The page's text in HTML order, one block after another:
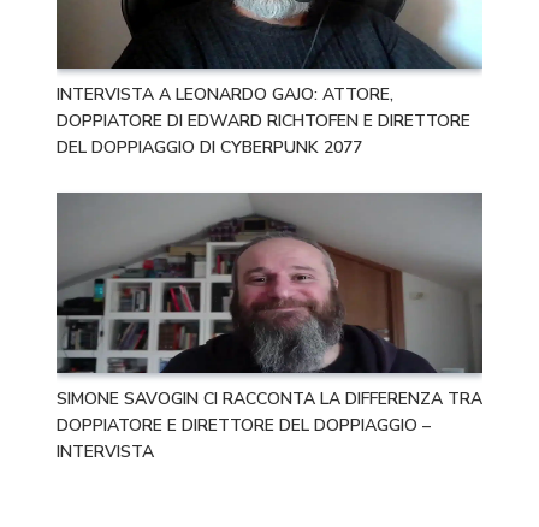
INTERVISTA A LEONARDO GAJO: ATTORE,
DOPPIATORE DI EDWARD RICHTOFEN E DIRETTORE
DEL DOPPIAGGIO DI CYBERPUNK 2077
SIMONE SAVOGIN CI RACCONTA LA DIFFERENZA TRA
DOPPIATORE E DIRETTORE DEL DOPPIAGGIO –
INTERVISTA